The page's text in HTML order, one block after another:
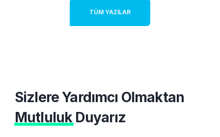
TÜM YAZILAR
Sizlere Yardımcı Olmaktan
Mutluluk Duyarız